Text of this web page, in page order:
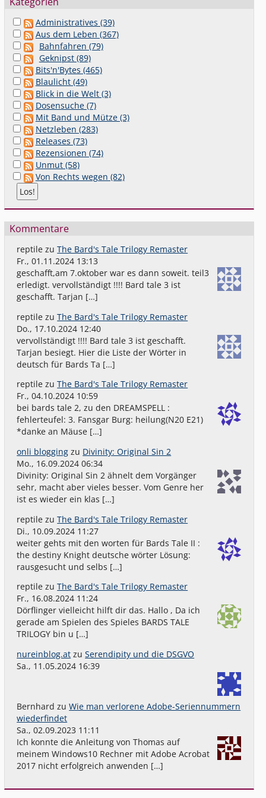
Administratives (39)
Aus dem Leben (367)
Bahnfahren (79)
Geknipst (89)
Bits'n'Bytes (465)
Blaulicht (49)
Blick in die Welt (3)
Dosensuche (7)
Mit Band und Mütze (3)
Netzleben (283)
Releases (73)
Rezensionen (74)
Unmut (58)
Von Rechts wegen (82)
Kommentare
reptile zuThe Bard's Tale Trilogy Remaster
Fr., 01.11.2024 13:13
geschafft,am 7.oktober war es dann soweit. teil3
erledigt. vervollständigt !!!! Bard tale 3 ist
geschafft. Tarjan […]
reptile zuThe Bard's Tale Trilogy Remaster
Do., 17.10.2024 12:40
vervollständigt !!!! Bard tale 3 ist geschafft.
Tarjan besiegt. Hier die Liste der Wörter in
deutsch für Bards Ta […]
reptile zuThe Bard's Tale Trilogy Remaster
Fr., 04.10.2024 10:59
bei bards tale 2, zu den DREAMSPELL :
fehlerteufel: 3. Fansgar Burg: heilung(N20 E21)
*danke an Mäuse […]
onli blogging zu Divinity: Original Sin 2
Mo., 16.09.2024 06:34
Divinity: Original Sin 2 ähnelt dem Vorgänger
sehr, macht aber vieles besser. Vom Genre her
ist es wieder ein klas […]
reptile zuThe Bard's Tale Trilogy Remaster
Di., 10.09.2024 11:27
weiter gehts mit den worten für Bards Tale II :
the destiny Knight deutsche wörter Lösung:
rausgesucht und selbs […]
reptile zuThe Bard's Tale Trilogy Remaster
Fr., 16.08.2024 11:24
Dörflinger vielleicht hilft dir das. Hallo , Da ich
gerade am Spielen des Spieles BARDS TALE
TRILOGY bin u […]
nureinblog.at zuSerendipity und die DSGVO
Sa., 11.05.2024 16:39
Bernhard zuWie man verlorene Adobe-Seriennummern
wiederfindet
Sa., 02.09.2023 11:11
Ich konnte die Anleitung von Thomas auf
meinem Windows10 Rechner mit Adobe Acrobat
2017 nicht erfolgreich anwenden […]